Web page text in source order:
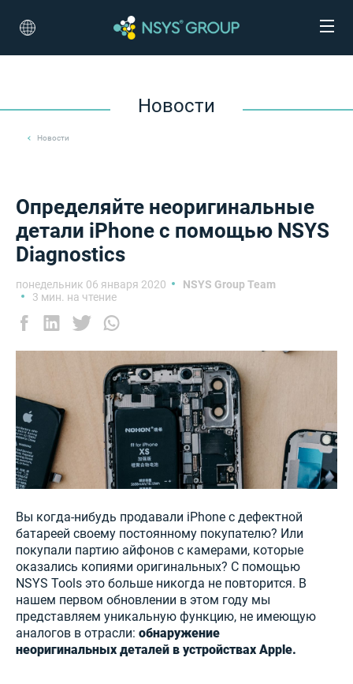
Новости
Новости
Определяйте неоригинальные
детали iPhone с помощью NSYS
Diagnostics
понедельник 06 января 2020
NSYS Group Team
3 мин. на чтение
Вы когда-нибудь продавали iPhone с дефектной
батареей своему постоянному покупателю? Или
покупали партию айфонов с камерами, которые
оказались копиями оригинальных? С помощью
NSYS Tools это больше никогда не повторится. В
нашем первом обновлении в этом году мы
представляем уникальную функцию, не имеющую
аналогов в отрасли: обнаружение
неоригинальных деталей в устройствах Apple.